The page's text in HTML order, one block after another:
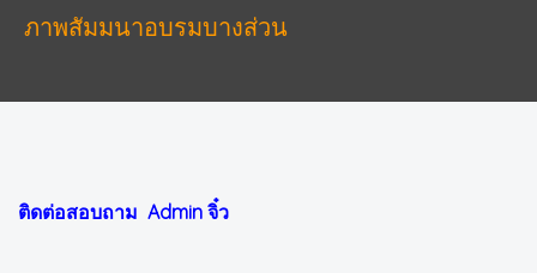
ภาพสัมมนาอบรมบางส่วน
ติดต่อสอบถาม Admin จิ๋ว